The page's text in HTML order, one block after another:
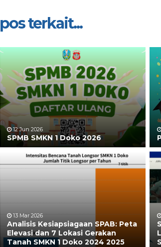
pos terkait...
12 Jun 2026
SPMB SMKN 1 Doko 2026
13 Mar 2026
Analisis Kesiapsiagaan SPAB: Peta
Elevasi dan 7 Lokasi Gerakan
Tanah SMKN 1 Doko 2024 2025